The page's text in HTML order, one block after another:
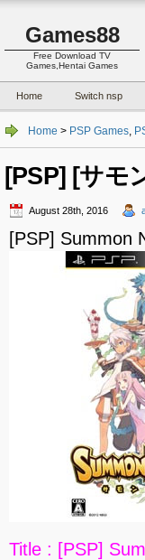
Games88
Free Download TV
Games,Hentai Games
Home Switch nsp
Home > PSP Games,
[PSP] [サモ
August 28th, 2016
[PSP] Summon
Title : [PSP]